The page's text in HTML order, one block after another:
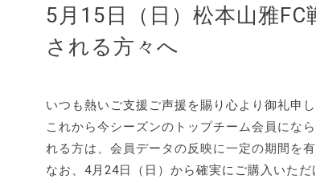
5月15日（日）松本山雅
される方々へ
いつも熱いご支援ご声援を賜り心より御礼申し
これから今シーズンのトップチーム会員にな
れる方は、会員データの反映に一定の期間を
なお、4月24日（日）から確実にご購入いた